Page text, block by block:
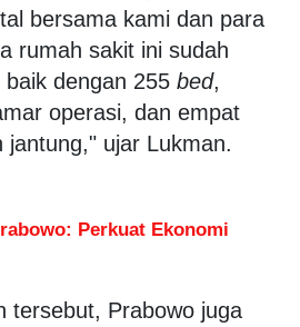
bersama kami dan para
rumah sakit ini sudah
baik dengan 255 bed,
operasi, dan empat
jantung," ujar Lukman.
Perkuat Ekonomi
tersebut, Prabowo juga